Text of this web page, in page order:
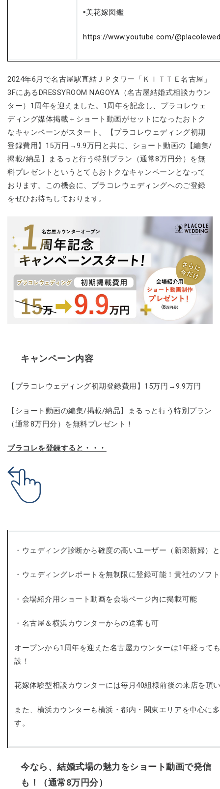
▪美花嫁図鑑
https://www.youtube.com/
2024年6月で名古屋駅直結ＪＰタワー「ＫＩＴＴＥ名古屋」
3FにあるDRESSYROOM NAGOYA（名古屋結婚式相談カウン
ター）1周年を迎えました。1周年を記念し、プラコレウェ
ディング媒体掲載＋ショート動画がセットになったおトク
なキャンペーンがスタート。【プラコレウェディング初期
登録費用】15万円→9.9万円と共に、ショート動画の【編集/
掲載/納品】まるっと行う特別プラン（通常8万円分）を無
料プレゼントというとてもおトクなキャンペーンとなって
おります。この機会に、プラコレウェディングへのご登録
をぜひお待ちしております。
キャンペーン内容
【プラコレウェディング初期登録費用】15万円→9.9万円
【ショート動画の編集/掲載/納品】まるっと行う特別プラン
（通常8万円分）を無料プレゼント！
プラコレを登録すると・・・
・ウェディング診断から確度の高いユーザー（新郎新婦）
・ウェディングレポートを無制限に登録可能！貴社のソフ
・会場紹介用ショート動画を会場ページ内に掲載可能
・名古屋＆横浜カウンターからの送客も可
オープンから1周年を迎えた名古屋カウンターは1年経って
設！
花嫁体験型相談カウンターには毎月40組様前後の来店を頂
また、横浜カウンターも横浜・都内・関東エリアを中心に
す。
今なら、結婚式場の魅力をショート動画で発信
も！（通常8万円分）